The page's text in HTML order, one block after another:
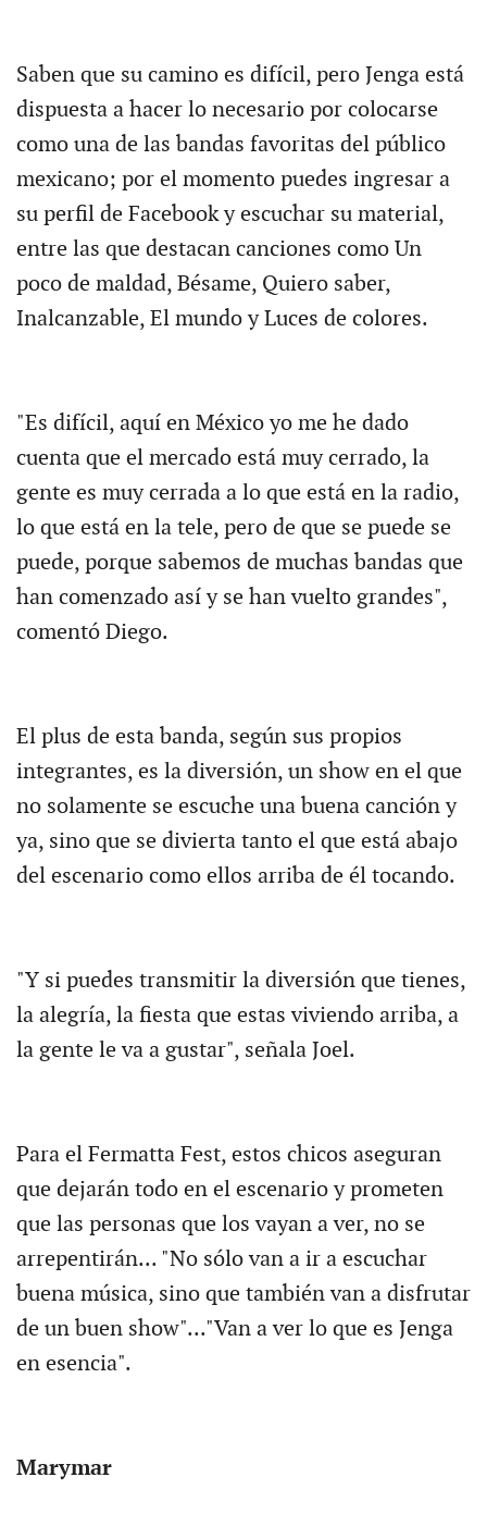
Saben que su camino es difícil, pero Jenga está
dispuesta a hacer lo necesario por colocarse
como una de las bandas favoritas del público
mexicano; por el momento puedes ingresar a
su perfil de Facebook y escuchar su material,
entre las que destacan canciones como Un
poco de maldad, Bésame, Quiero saber,
Inalcanzable, El mundo y Luces de colores.
"Es difícil, aquí en México yo me he dado
cuenta que el mercado está muy cerrado, la
gente es muy cerrada a lo que está en la radio,
lo que está en la tele, pero de que se puede se
puede, porque sabemos de muchas bandas que
han comenzado así y se han vuelto grandes",
comentó Diego.
El plus de esta banda, según sus propios
integrantes, es la diversión, un show en el que
no solamente se escuche una buena canción y
ya, sino que se divierta tanto el que está abajo
del escenario como ellos arriba de él tocando.
"Y si puedes transmitir la diversión que tienes,
la alegría, la fiesta que estas viviendo arriba, a
la gente le va a gustar", señala Joel.
Para el Fermatta Fest, estos chicos aseguran
que dejarán todo en el escenario y prometen
que las personas que los vayan a ver, no se
arrepentirán... "No sólo van a ir a escuchar
buena música, sino que también van a disfrutar
de un buen show"..."Van a ver lo que es Jenga
en esencia".
Marymar